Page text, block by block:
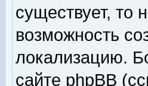
существует, то
возможность
локализацию.
сайте phpBB